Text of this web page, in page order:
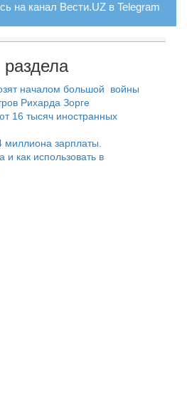
на канал Вести.UZ в Telegram
раздела
началом большой войны
Рихарда Зорге
16 тысяч иностранных
зарплаты.
и как использовать в